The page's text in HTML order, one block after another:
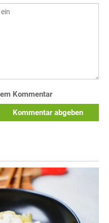
Kommentar
Kommentar abgeben